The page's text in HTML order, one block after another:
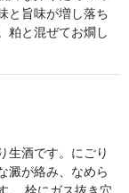
郡）
と旨味が増し落ち
粕と混ぜてお燗し
生酒です。にごり
澱が絡み、なめら